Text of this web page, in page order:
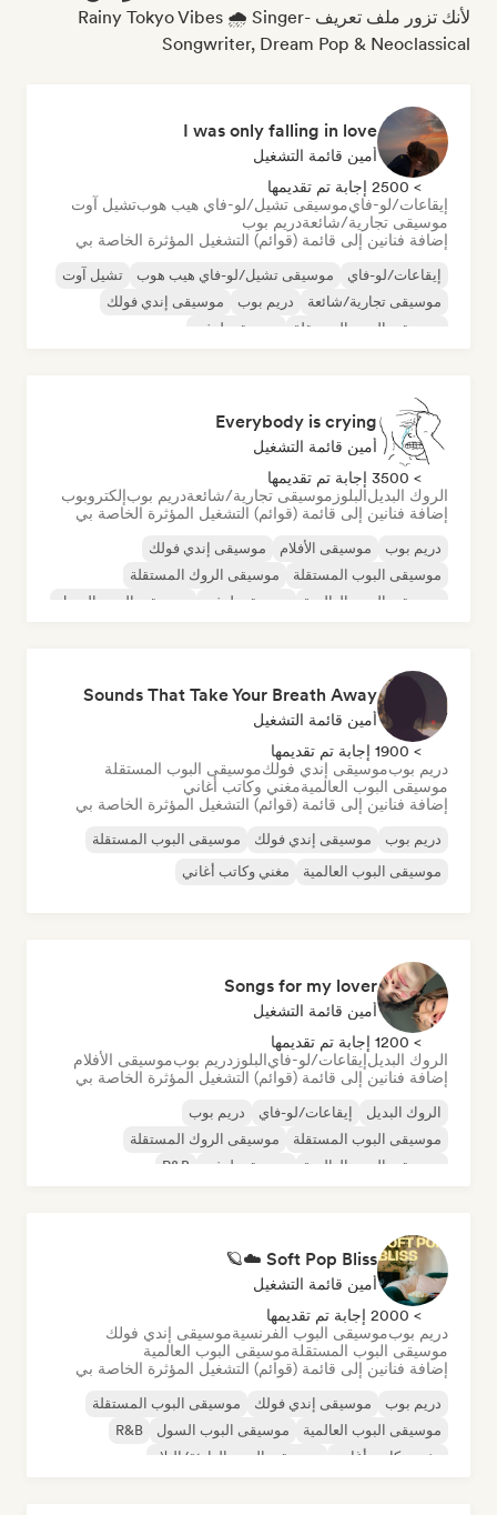
لأنك تزور ملف تعريف Rainy Tokyo Vibes 🌧️ Singer-
Songwriter, Dream Pop & Neoclassical
I was only falling in love
أمين قائمة التشغيل
> 2500 إجابة تم تقديمها
إيقاعات/لو-فايموسيقى تشيل/لو-فاي هيب هوبتشيل آوت
موسيقى تجارية/شائعةدريم بوب
إضافة فنانين إلى قائمة (قوائم) التشغيل المؤثرة الخاصة بي
إيقاعات/لو-فاي موسيقى تشيل/لو-فاي هيب هوب
تشيل آوت
موسيقى تجارية/شائعة
دريم بوب
موسيقى إندي فولك
موسيقى البوب المستقلة
موسيقى لوفي
Everybody is crying
أمين قائمة التشغيل
> 3500 إجابة تم تقديمها
الروك البديلالبلوز موسيقى تجارية/شائعةدريم بوبإلكتروبوب
إضافة فنانين إلى قائمة (قوائم) التشغيل المؤثرة الخاصة بي
دريم بوب موسيقى الأفلام
موسيقى إندي فولك
موسيقى البوب المستقلة
موسيقى الروك المستقلة
موسيقى البوب العالمية
موسيقى لوفي موسيقى البوب السول
Sounds That Take Your Breath Away
أمين قائمة التشغيل
> 1900 إجابة تم تقديمها
دريم بوبموسيقى إندي فولكموسيقى البوب المستقلة
موسيقى البوب العالميةمغني وكاتب أغاني
إضافة فنانين إلى قائمة (قوائم) التشغيل المؤثرة الخاصة بي
دريم بوب موسيقى إندي فولك
موسيقى البوب المستقلة
موسيقى البوب العالمية
مغني وكاتب أغاني
Songs for my lover
أمين قائمة التشغيل
> 1200 إجابة تم تقديمها
الروك البديلإيقاعات/لو-فايالبلوز دريم بوبموسيقى الأفلام
إضافة فنانين إلى قائمة (قوائم) التشغيل المؤثرة الخاصة بي
الروك البديل إيقاعات/لو-فاي
دريم بوب
موسيقى البوب المستقلة
موسيقى الروك المستقلة
موسيقى البوب العالمية
موسيقى لوفي R&B
Soft Pop Bliss ☁️🪐
أمين قائمة التشغيل
> 2000 إجابة تم تقديمها
دريم بوبموسيقى البوب الفرنسيةموسيقى إندي فولك
موسيقى البوب المستقلةموسيقى البوب العالمية
إضافة فنانين إلى قائمة (قوائم) التشغيل المؤثرة الخاصة بي
دريم بوب موسيقى إندي فولك
موسيقى البوب المستقلة
موسيقى البوب العالمية
موسيقى البوب السول
R&B
مغني وكاتب أغاني
موسيقى البوب الهادئة/البلاد